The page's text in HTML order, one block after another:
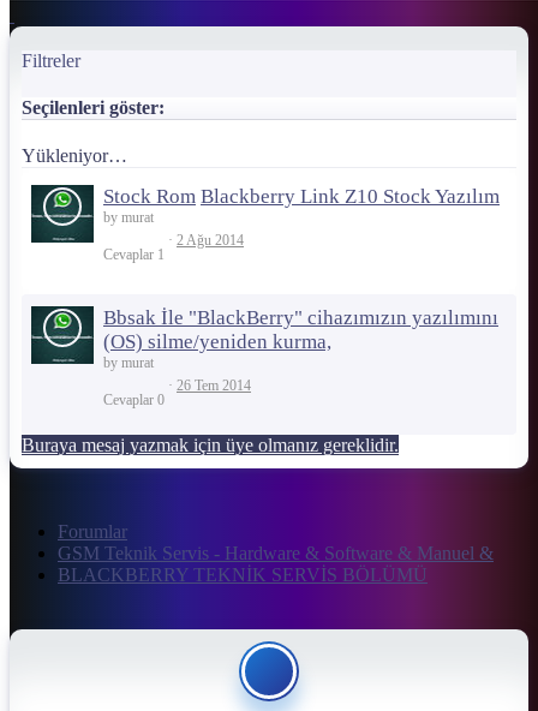
Filtreler
Seçilenleri göster:
Yükleniyor…
Stock Rom Blackberry Link Z10 Stock Yazılım
by murat
Cevaplar 1
2 Ağu 2014
Bbsak İle "BlackBerry" cihazımızın yazılımını
(OS) silme/yeniden kurma,
by murat
Cevaplar 0
26 Tem 2014
Buraya mesaj yazmak için üye olmanız gereklidir.
Forumlar
GSM Teknik Servis - Hardware & Software & Manuel &
BLACKBERRY TEKNİK SERVİS BÖLÜMÜ